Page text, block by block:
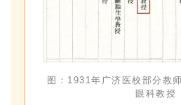
图：1931年广济医校部分教
眼科教授